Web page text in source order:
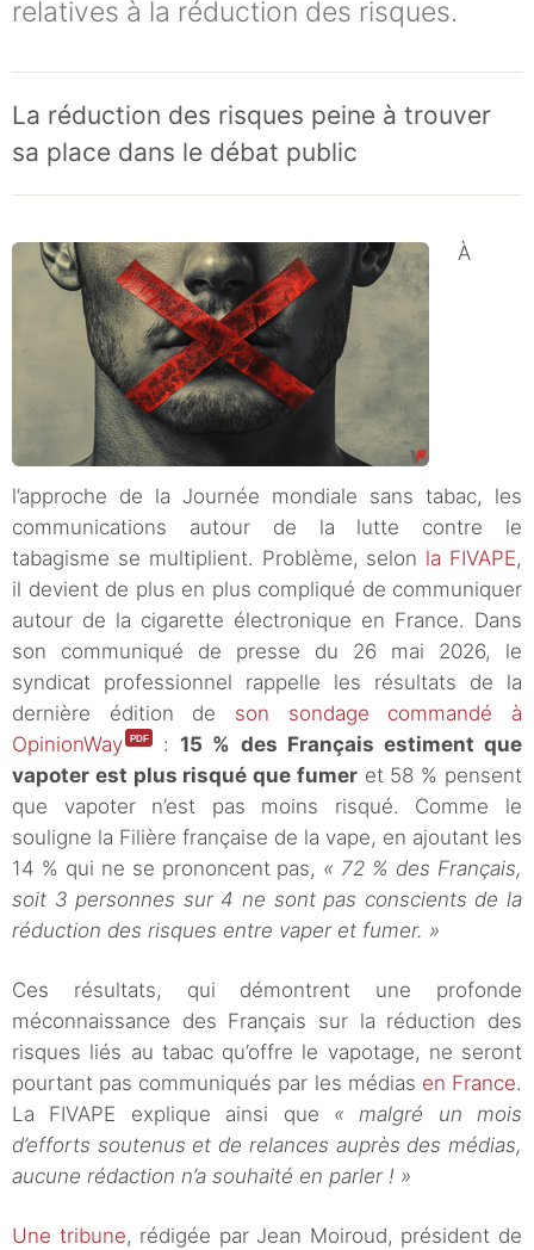
relatives à la réduction des risques.
La réduction des risques peine à trouver
sa place dans le débat public
À
l’approche de la Journée mondiale sans tabac, les
communications autour de la lutte contre le
tabagisme se multiplient. Problème, selon la FIVAPE,
il devient de plus en plus compliqué de communiquer
autour de la cigarette électronique en France. Dans
son communiqué de presse du 26 mai 2026, le
syndicat professionnel rappelle les résultats de la
dernière édition de son sondage commandé à
OpinionWay
:15 % des Français estiment que
vapoter est plus risqué que fumeret 58 % pensent
que vapoter n’est pas moins risqué. Comme le
souligne la Filière française de la vape, en ajoutant les
14 % qui ne se prononcent pas, « 72 % des Français,
soit 3 personnes sur 4 ne sont pas conscients de la
réduction des risques entre vaper et fumer. »
Ces résultats, qui démontrent une profonde
méconnaissance des Français sur la réduction des
risques liés au tabac qu’offre le vapotage, ne seront
pourtant pas communiqués par les médias en France.
La FIVAPE explique ainsi que « malgré un mois
d’efforts soutenus et de relances auprès des médias,
aucune rédaction n’a souhaité en parler ! »
Une tribune, rédigée par Jean Moiroud, président de